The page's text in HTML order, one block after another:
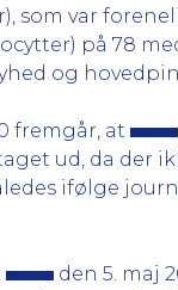
som var
på 78
og
fremgår, at
ud, da der
ifølge
den 5. maj